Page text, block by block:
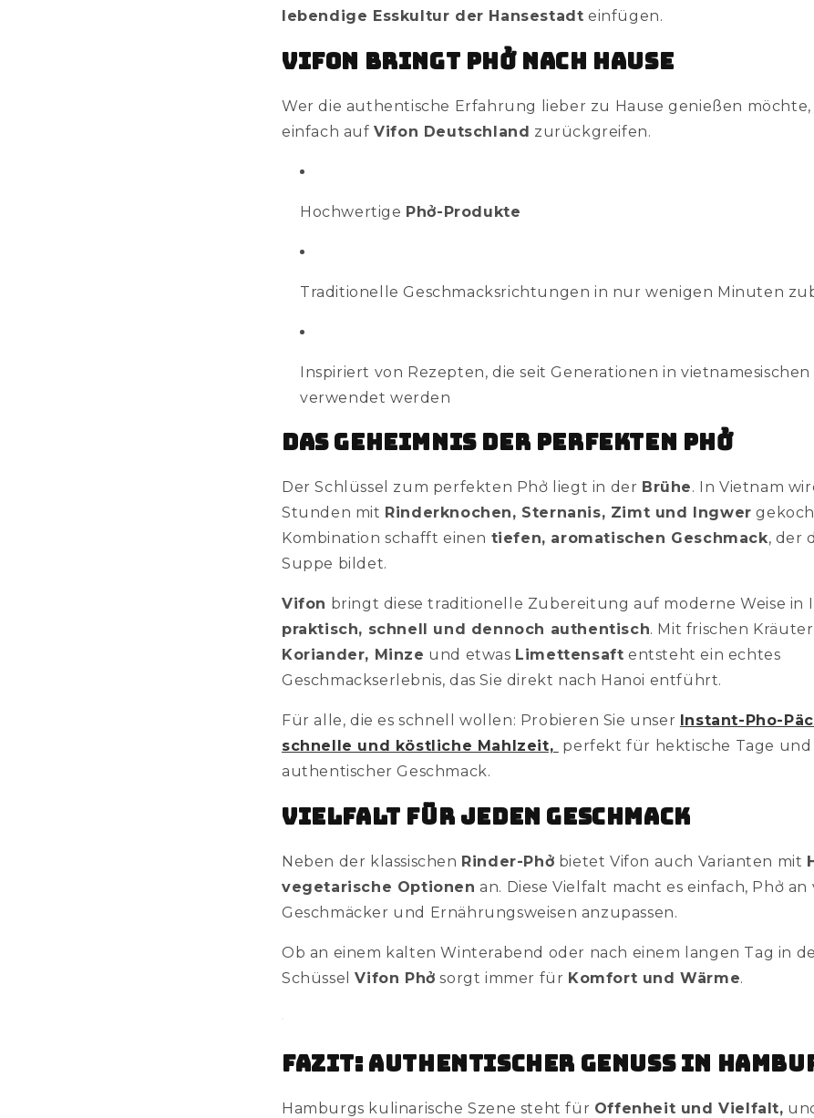
lebendige Esskultur der Hansestadt einfügen.
Vifon bringt Phở nach Hause
Wer die authentische Erfahrung lieber zu Hause genießen möchte,
einfach aufVifon Deutschland zurückgreifen.
Hochwertige Phở-Produkte
Traditionelle Geschmacksrichtungen in nur wenigen Minuten
Inspiriert von Rezepten, die seit Generationen in
verwendet werden
Das Geheimnis der perfekten Phở
Der Schlüssel zum perfekten Phở liegt in der Brühe. In Vietnam
Stunden mit Rinderknochen, Sternanis, Zimt und Ingwer
Kombination schafft einen tiefen, aromatischen Geschmack, der
Suppe bildet.
Vifon bringt diese traditionelle Zubereitung auf moderne Weise in
praktisch, schnell und dennoch authentisch. Mit frischen
Koriander, Minze und etwas Limettensaft entsteht ein echtes
Geschmackserlebnis, das Sie direkt nach Hanoi entführt.
Für alle, die es schnell wollen: Probieren Sie unser
Instant-Pho-
schnelle und köstliche Mahlzeit, perfekt für hektische Tage
authentischer Geschmack.
Vielfalt für jeden Geschmack
Neben der klassischen Rinder-Phở bietet Vifon auch Varianten mit
vegetarische Optionen an. Diese Vielfalt macht es einfach, Phở an
Geschmäcker und Ernährungsweisen anzupassen.
Ob an einem kalten Winterabend oder nach einem langen Tag in
SchüsselVifon Phở sorgt immer für Komfort und Wärme.
Fazit: Authentischer Genuss in
Hamburgs kulinarische Szene steht für Offenheit und Vielfalt,